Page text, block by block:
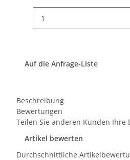
Auf die Anfrage-Liste
Beschreibung
Bewertungen
Durchschnittliche
Teilen Sie anderen Kunden Ihre
Artikel bewerten